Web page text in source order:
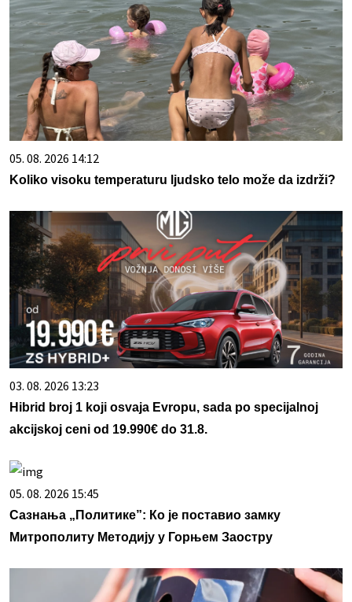
05. 08. 2026 14:12
Koliko visoku temperaturu ljudsko telo može da izdrži?
03. 08. 2026 13:23
Hibrid broj 1 koji osvaja Evropu, sada po specijalnoj
akcijskoj ceni od 19.990€ do 31.8.
05. 08. 2026 15:45
Сазнања „Политике”: Ко је поставио замку
Митрополиту Методију у Горњем Заостру